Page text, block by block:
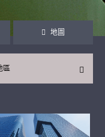
地圖
區